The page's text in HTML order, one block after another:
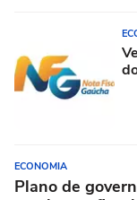
ECONOMIA
Plano de